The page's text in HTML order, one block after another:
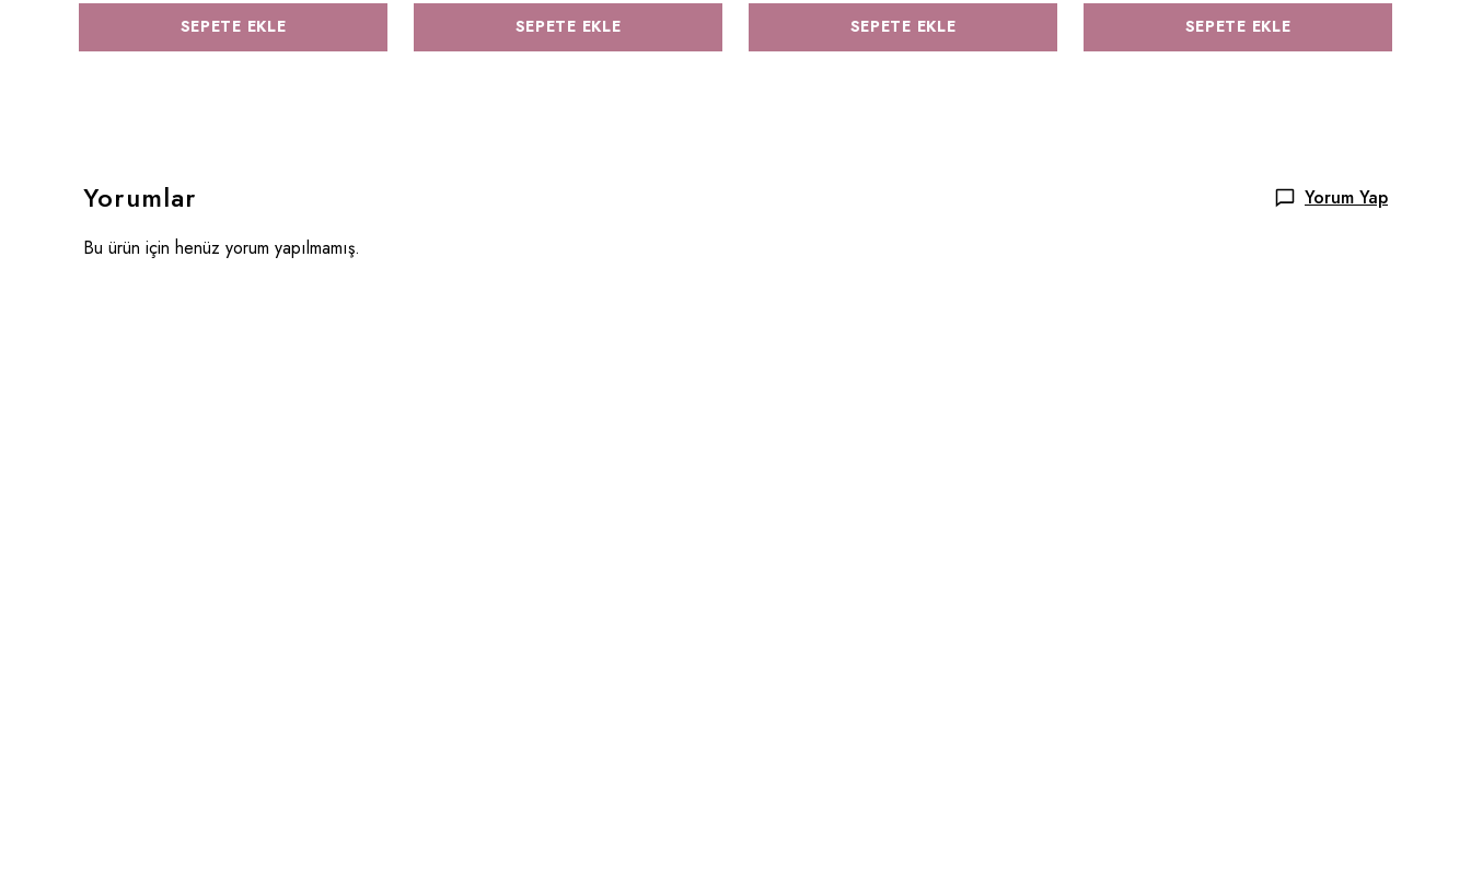
SEPETE EKLE SEPETE EKLE SEPETE EKLE SEPETE EKLE
Yorumlar
Yorum Yap
Bu ürün için henüz yorum yapılmamış.